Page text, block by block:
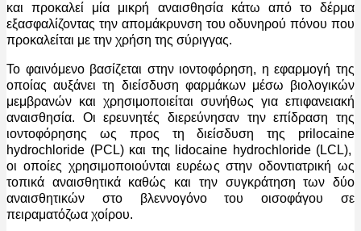
και προκαλεί μία μικρή αναισθησία κάτω από το δέρμα
εξασφαλίζοντας την απομάκρυνση του οδυνηρού πόνου που
προκαλείται με την χρήση της σύριγγας.
Το φαινόμενο βασίζεται στην ιοντοφόρηση, η εφαρμογή της
οποίας αυξάνει τη διείσδυση φαρμάκων μέσω βιολογικών
μεμβρανών και χρησιμοποιείται συνήθως για επιφανειακή
αναισθησία. Οι ερευνητές διερεύνησαν την επίδραση της
ιοντοφόρησης ως προς τη διείσδυση της prilocaine
hydrochloride (PCL) και της lidocaine hydrochloride (LCL),
οι οποίες χρησιμοποιούνται ευρέως στην οδοντιατρική ως
τοπικά αναισθητικά καθώς και την συγκράτηση των δύο
αναισθητικών στο βλεννογόνο του οισοφάγου σε
πειραματόζωα χοίρου.